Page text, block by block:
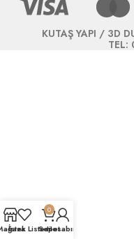
KUTAŞ YAPI / 3D
TEL:
İstek Listesi
0
Sepet
Hesabım